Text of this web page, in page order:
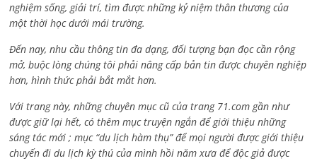
nghiệm sống, giải trí, tìm được những kỷ niệm thân thương của
một thời học dưới mái trường.
Đến nay, nhu cầu thông tin đa dạng, đối tượng bạn đọc cần rộng
mở, buộc lòng chúng tôi phải nâng cấp bản tin được chuyên nghiệp
hơn, hình thức phải bắt mắt hơn.
Với trang này, những chuyên mục cũ của trang 71.com gần như
được giữ lại hết, có thêm mục truyện ngắn để giới thiệu những
sáng tác mới ; mục “du lịch hàm thụ” để mọi người được giới thiệu
chuyến đi du lịch kỳ thú của mình hồi năm xưa để độc giả được